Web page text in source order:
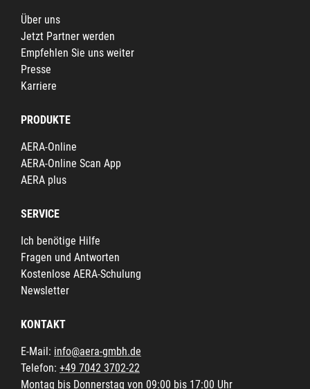
Über uns
Jetzt Partner werden
Empfehlen Sie uns weiter
Presse
Karriere
PRODUKTE
AERA-Online
AERA-Online Scan App
AERA plus
SERVICE
Ich benötige Hilfe
Fragen und Antworten
Kostenlose AERA-Schulung
Newsletter
KONTAKT
E-Mail: info@aera-gmbh.de
Telefon: +49 7042 3702-22
Montag bis Donnerstag von 09:00 bis 17:00 Uhr